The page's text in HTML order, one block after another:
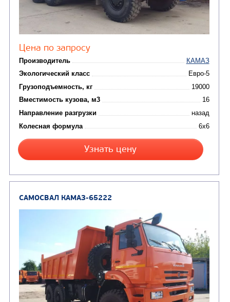
Молоковозы, водовозы
Автогудронаторы
Каналопромывочные
Комбинированные
САМОСВАЛ КАМАЗ-6522